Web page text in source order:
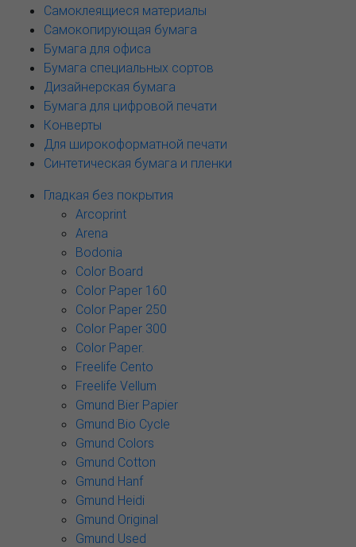
Самоклеящиеся материалы
Самокопирующая бумага
Бумага для офиса
Бумага специальных сортов
Дизайнерская бумага
Бумага для цифровой печати
Конверты
Для широкоформатной печати
Синтетическая бумага и пленки
Гладкая без покрытия
Arcoprint
Arena
Bodonia
Color Board
Color Paper 160
Color Paper 250
Color Paper 300
Color Paper.
Freelife Cento
Freelife Vellum
Gmund Bier Papier
Gmund Bio Cycle
Gmund Colors
Gmund Cotton
Gmund Hanf
Gmund Heidi
Gmund Original
Gmund Used